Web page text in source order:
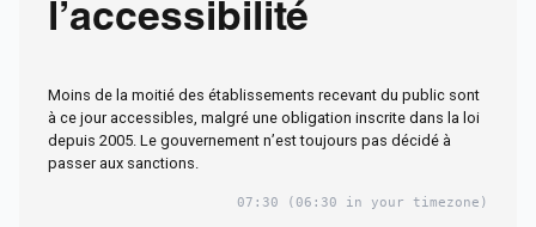
l’accessibilité
Moins de la moitié des établissements recevant du public sont
à ce jour accessibles, malgré une obligation inscrite dans la loi
depuis 2005. Le gouvernement n’est toujours pas décidé à
passer aux sanctions.
07:30 (06:30 in your timezone)